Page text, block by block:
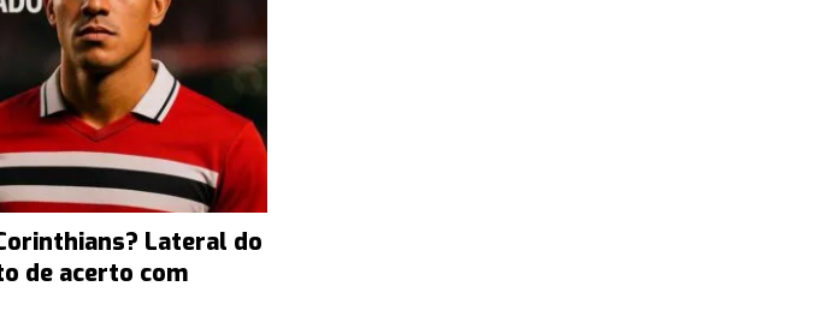
Lateral do
de acerto com